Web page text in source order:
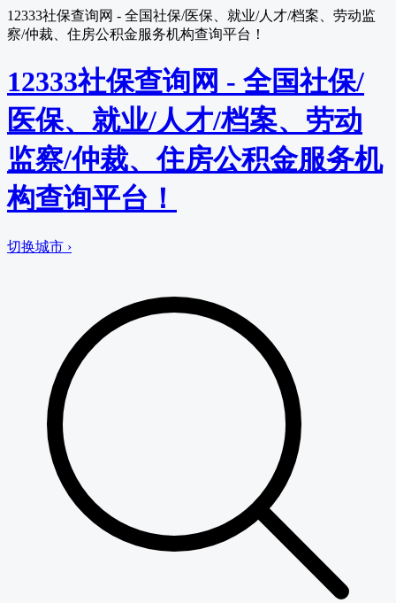
12333社保查询网 - 全国社保/医保、就业/人才/档案、劳动监
察/仲裁、住房公积金服务机构查询平台！
12333社保查询网 - 全国社保/
医保、就业/人才/档案、劳动
监察/仲裁、住房公积金服务机
构查询平台！
切换城市 ›